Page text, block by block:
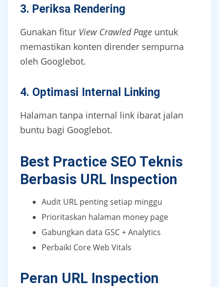
3. Periksa Rendering
Gunakan fitur View Crawled Page untuk
memastikan konten dirender sempurna
oleh Googlebot.
4. Optimasi Internal Linking
Halaman tanpa internal link ibarat jalan
buntu bagi Googlebot.
Best Practice SEO Teknis
Berbasis URL Inspection
Audit URL penting setiap minggu
Prioritaskan halaman money page
Gabungkan data GSC + Analytics
Perbaiki Core Web Vitals
Peran URL Inspection